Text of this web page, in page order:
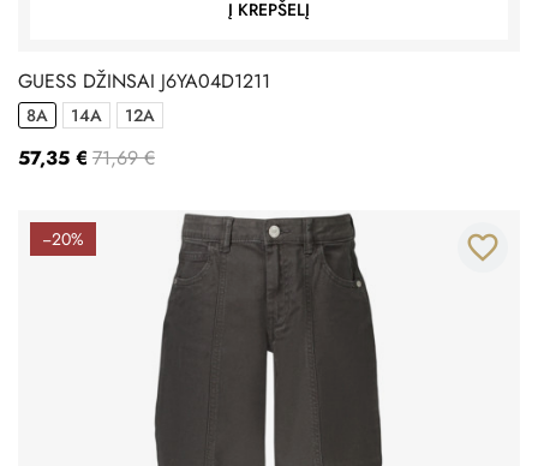
Į KREPŠELĮ
GUESS DŽINSAI J6YA04D1211
8A 14A 12A
57,35 € 71,69 €
−20% favorite_border